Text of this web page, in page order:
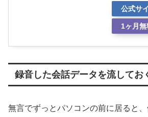
公式サ
1ヶ月
録音した会話データを流してお
無言でずっとパソコンの前に居ると